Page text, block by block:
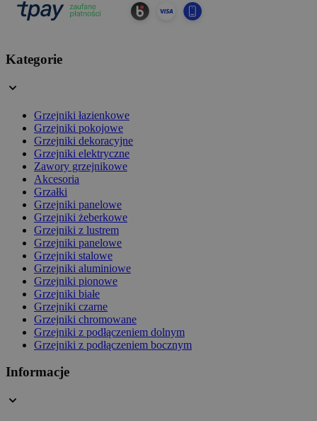
Kategorie
Grzejniki łazienkowe
Grzejniki pokojowe
Grzejniki dekoracyjne
Grzejniki elektryczne
Zawory grzejnikowe
Akcesoria
Grzałki
Grzejniki panelowe
Grzejniki żeberkowe
Grzejniki z lustrem
Grzejniki panelowe
Grzejniki stalowe
Grzejniki aluminiowe
Grzejniki pionowe
Grzejniki białe
Grzejniki czarne
Grzejniki chromowane
Grzejniki z podłączeniem dolnym
Grzejniki z podłączeniem bocznym
Informacje